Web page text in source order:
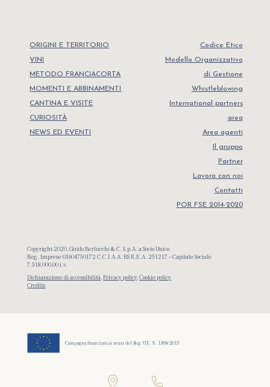
ORIGINI E TERRITORIO
VINI
METODO FRANCIACORTA
MOMENTI E ABBINAMENTI
CANTINA E VISITE
CURIOSITÀ
NEWS ED EVENTI
Codice Etico
Modello Organizzativo
di Gestione
Whistleblowing
International partners
area
Area agenti
Il gruppo
Partner
Lavora con noi
Contatti
POR FSE 2014-2020
Copyright 2020, Guido Berlucchi & C. S.p.A. a Socio Unico
Reg. Imprese 01604750172 C.C.I.A.A. BS R.E.A. 251217 – Capitale Sociale
7.518.000,00 i.v.
Dichiarazione di accessibilità ,Privacy policy,Cookie policy
Credits
Campagna finanziata ai sensi del Reg. UE. N. 1308/2013
in modo responsabile